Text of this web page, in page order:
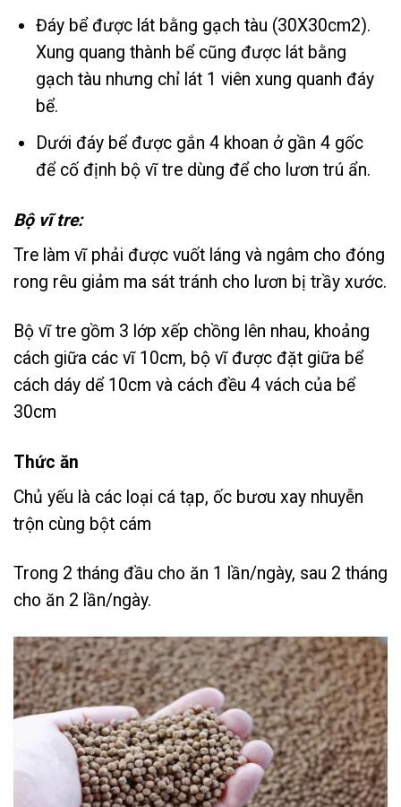
Đáy bể được lát bằng gạch tàu (30X30cm2).
Xung quang thành bể cũng được lát bằng
gạch tàu nhưng chỉ lát 1 viên xung quanh đáy
bể.
Dưới đáy bể được gắn 4 khoan ở gần 4 gốc
để cố định bộ vĩ tre dùng để cho lươn trú ẩn.
Bộ vĩ tre:
Tre làm vĩ phải được vuốt láng và ngâm cho đóng
rong rêu giảm ma sát tránh cho lươn bị trầy xước.
Bộ vĩ tre gồm 3 lớp xếp chồng lên nhau, khoảng
cách giữa các vĩ 10cm, bộ vĩ được đặt giữa bể
cách dáy dể 10cm và cách đều 4 vách của bể
30cm
Thức ăn
Chủ yếu là các loại cá tạp, ốc bươu xay nhuyễn
trộn cùng bột cám
Trong 2 tháng đầu cho ăn 1 lần/ngày, sau 2 tháng
cho ăn 2 lần/ngày.